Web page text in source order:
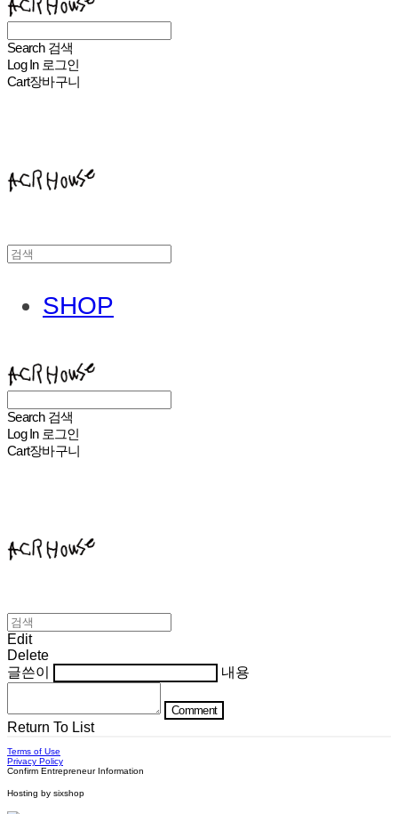
Search 검색
Log In 로그인
Cart장바구니
SHOP
Search 검색
Log In 로그인
Cart장바구니
Edit
Delete
글쓴이
내용
Comment
Return To List
Terms of Use
Privacy Policy
Confirm Entrepreneur Information
Hosting by sixshop